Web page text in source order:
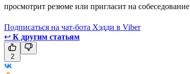
просмотрит резюме или пригласит на
Подписаться на чат-бота Хэдди в Viber
↩ К другим статьям
2